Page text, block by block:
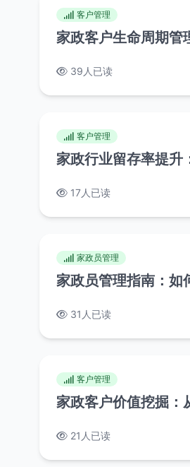
客户管理
家政客户生命周期管
39人已读
客户管理
家政行业留存率提升
17人已读
家政员管理
家政员管理指南：如
31人已读
客户管理
家政客户价值挖掘：
21人已读